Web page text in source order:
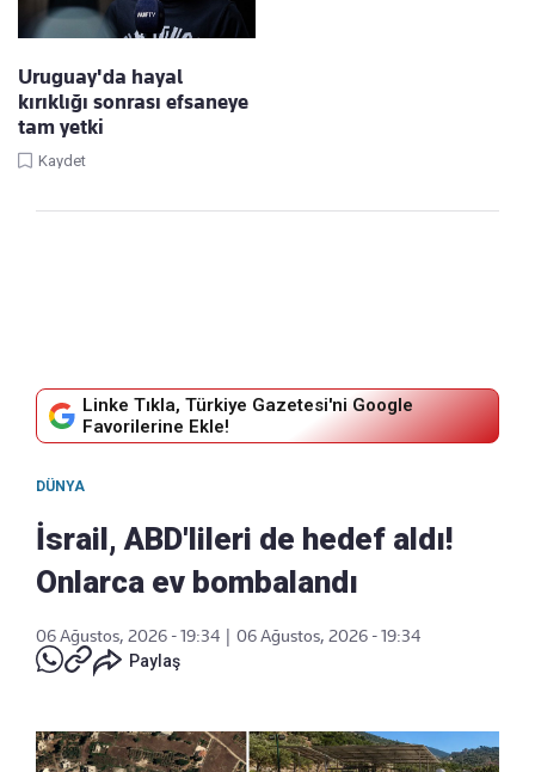
Uruguay'da hayal
kırıklığı sonrası efsaneye
tam yetki
Kaydet
Linke Tıkla, Türkiye Gazetesi'ni Google
Favorilerine Ekle!
DÜNYA
İsrail, ABD'lileri de hedef aldı!
Onlarca ev bombalandı
06 Ağustos, 2026 - 19:34
06 Ağustos, 2026 - 19:34
Paylaş